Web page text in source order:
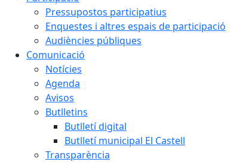
Pressupostos participatius
Enquestes i altres espais de participació
Audiències públiques
Comunicació
Notícies
Agenda
Avisos
Butlletins
Butlletí digital
Butlletí municipal El Castell
Transparència